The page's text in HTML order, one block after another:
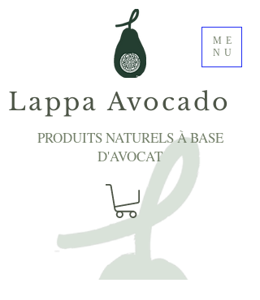
ME
NU
Lappa Avocado
PRODUITS NATURELS À BASE
D'AVOCAT